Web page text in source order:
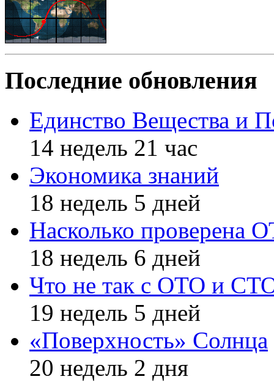
Последние обновления
Единство Вещества и
14 недель 21 час
Экономика знаний
18 недель 5 дней
Насколько проверена
18 недель 6 дней
Что не так с ОТО и
19 недель 5 дней
«Поверхность» Солнца
20 недель 2 дня